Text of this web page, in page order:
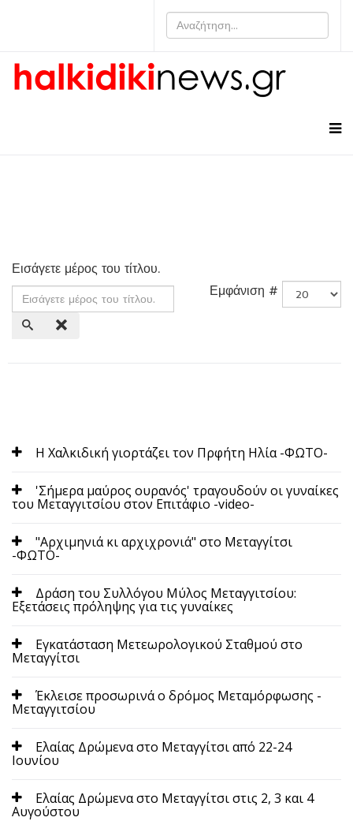
Εισάγετε μέρος του τίτλου.
Εμφάνιση #
Η Χαλκιδική γιορτάζει τον Πρφήτη Ηλία -ΦΩΤΟ-
'Σήμερα μαύρος ουρανός' τραγουδούν οι γυναίκες
του Μεταγγιτσίου στον Επιτάφιο -video-
"Αρχιμηνιά κι αρχιχρονιά" στο Μεταγγίτσι
-ΦΩΤΟ-
Δράση του Συλλόγου Μύλος Μεταγγιτσίου:
Eξετάσεις πρόληψης για τις γυναίκες
Εγκατάσταση Μετεωρολογικού Σταθμού στο
Μεταγγίτσι
Έκλεισε προσωρινά ο δρόμος Μεταμόρφωσης -
Μεταγγιτσίου
Ελαίας Δρώμενα στο Μεταγγίτσι από 22-24
Ιουνίου
Ελαίας Δρώμενα στο Μεταγγίτσι στις 2, 3 και 4
Αυγούστου